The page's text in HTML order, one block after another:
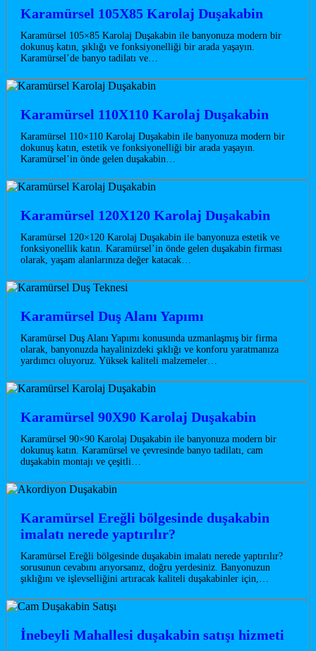
Karamürsel 105X85 Karolaj Duşakabin
Karamürsel 105×85 Karolaj Duşakabin ile banyonuza modern bir
dokunuş katın, şıklığı ve fonksiyonelliği bir arada yaşayın.
Karamürsel’de banyo tadilatı ve…
Karamürsel 110X110 Karolaj Duşakabin
Karamürsel 110×110 Karolaj Duşakabin ile banyonuza modern bir
dokunuş katın, estetik ve fonksiyonelliği bir arada yaşayın.
Karamürsel’in önde gelen duşakabin…
Karamürsel 120X120 Karolaj Duşakabin
Karamürsel 120×120 Karolaj Duşakabin ile banyonuza estetik ve
fonksiyonellik katın. Karamürsel’in önde gelen duşakabin firması
olarak, yaşam alanlarınıza değer katacak…
Karamürsel Duş Alanı Yapımı
Karamürsel Duş Alanı Yapımı konusunda uzmanlaşmış bir firma
olarak, banyonuzda hayalinizdeki şıklığı ve konforu yaratmanıza
yardımcı oluyoruz. Yüksek kaliteli malzemeler…
Karamürsel 90X90 Karolaj Duşakabin
Karamürsel 90×90 Karolaj Duşakabin ile banyonuza modern bir
dokunuş katın. Karamürsel ve çevresinde banyo tadilatı, cam
duşakabin montajı ve çeşitli…
Karamürsel Ereğli bölgesinde duşakabin
imalatı nerede yaptırılır?
Karamürsel Ereğli bölgesinde duşakabin imalatı nerede yaptırılır?
sorusunun cevabını arıyorsanız, doğru yerdesiniz. Banyonuzun
şıklığını ve işlevselliğini artıracak kaliteli duşakabinler için,…
İnebeyli Mahallesi duşakabin satışı hizmeti